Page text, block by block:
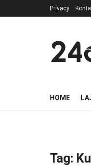
Privacy
HOME
Tag: